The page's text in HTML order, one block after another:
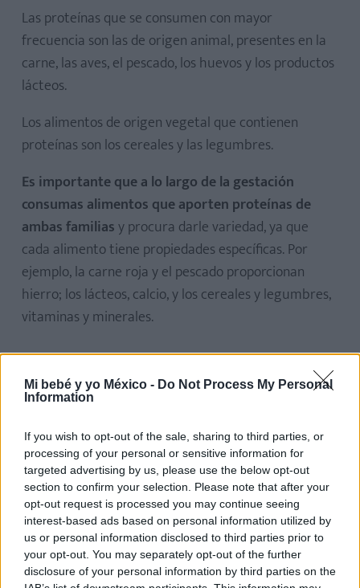
Mi bebé y yo México - Do Not Process My Personal
Information
If you wish to opt-out of the sale, sharing to third parties, or
processing of your personal or sensitive information for
targeted advertising by us, please use the below opt-out
section to confirm your selection. Please note that after your
opt-out request is processed you may continue seeing
interest-based ads based on personal information utilized by
us or personal information disclosed to third parties prior to
your opt-out. You may separately opt-out of the further
disclosure of your personal information by third parties on the
Las proteínas que se consumen con mayor
frecuencia son las de origen animal, presentes en la
carne, las aves, el pescado, los huevos y los productos
lácteos.
Los alimentos de origen vegetal que contienen
proteínas son los cereales y las legumbres.
Es importante que a lo largo de la gestación
consumas alimentos que aporten proteínas de
ambas familiasy procura darle variedad, ya que
cada alimento tiene propiedades específicas. Por
ejemplo, la carne roja y el pescado proporcionan
hierro; los lácteos, calcio, y los cereales y legumbres,
vitaminas y minerales.
Alimentación en el embarazo en la
semana 36
Alergias alimenticias
Se desconocen los motivos por los cuales los niños
padezcan cada vez más alergias alimentarias.
Normalmente, los alimentos que ocasionan más
alergias son el huevo y los cacahuates, seguidos de la
leche y el pescado.